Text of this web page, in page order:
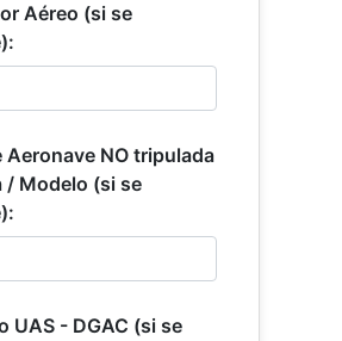
Aéreo (si se
Aeronave NO tripulada
/ Modelo (si se
UAS - DGAC (si se